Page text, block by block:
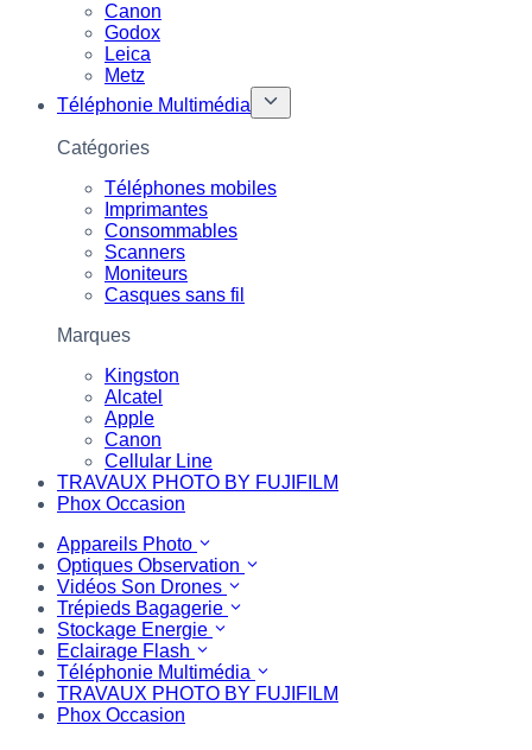
Canon
Godox
Leica
Metz
Téléphonie Multimédia
Catégories
Téléphones mobiles
Imprimantes
Consommables
Scanners
Moniteurs
Casques sans fil
Marques
Kingston
Alcatel
Apple
Canon
Cellular Line
TRAVAUX PHOTO BY FUJIFILM
Phox Occasion
Appareils Photo
Optiques Observation
Vidéos Son Drones
Trépieds Bagagerie
Stockage Energie
Eclairage Flash
Téléphonie Multimédia
TRAVAUX PHOTO BY FUJIFILM
Phox Occasion